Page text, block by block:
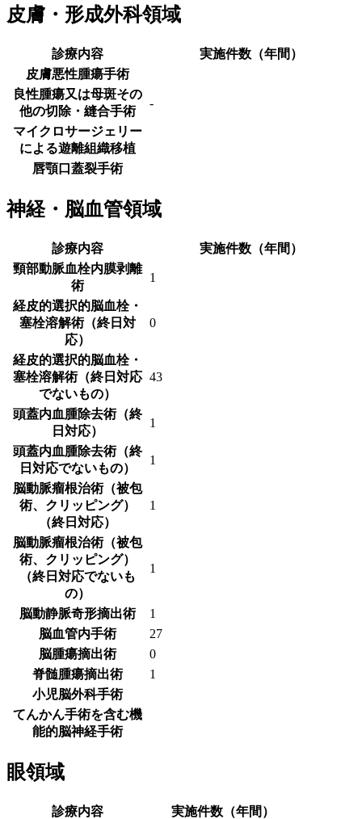
皮膚・形成外科領域
診療内容
実施件数（年間）
皮膚悪性腫瘍手術
良性腫瘍又は母斑その
他の切除・縫合手術
-
マイクロサージェリー
による遊離組織移植
唇顎口蓋裂手術
神経・脳血管領域
診療内容
実施件数（年間）
頸部動脈血栓内膜剥離
術
1
経皮的選択的脳血栓・
塞栓溶解術（終日対
応）
0
経皮的選択的脳血栓・
塞栓溶解術（終日対応
でないもの）
43
頭蓋内血腫除去術（終
日対応）
1
頭蓋内血腫除去術（終
日対応でないもの）
1
脳動脈瘤根治術（被包
術、クリッピング）
（終日対応）
1
脳動脈瘤根治術（被包
術、クリッピング）
（終日対応でないも
の）
1
脳動静脈奇形摘出術
1
脳血管内手術
27
脳腫瘍摘出術
0
脊髄腫瘍摘出術
1
小児脳外科手術
てんかん手術を含む機
能的脳神経手術
眼領域
診療内容
実施件数（年間）